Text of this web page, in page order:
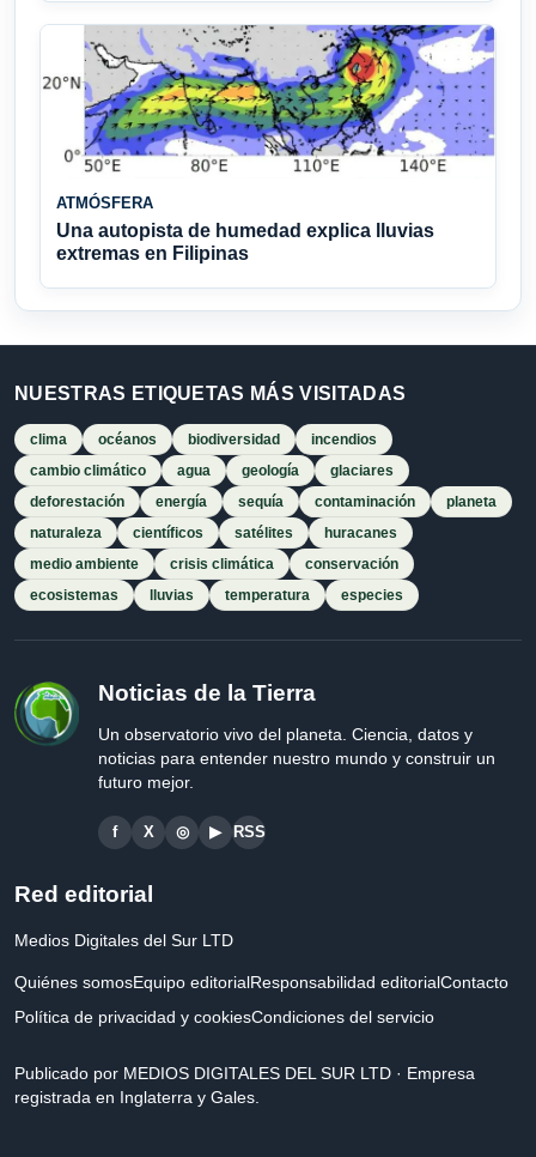
ATMÓSFERA
Una autopista de humedad explica lluvias
extremas en Filipinas
NUESTRAS ETIQUETAS MÁS VISITADAS
clima océanos biodiversidad
incendios
cambio climático
agua geología
glaciares
deforestación
energía sequía contaminación
planeta
naturaleza
científicos satélites
huracanes
medio ambiente
crisis climática
conservación
ecosistemas
lluvias temperatura especies
Noticias de la Tierra
Un observatorio vivo del planeta. Ciencia, datos y
noticias para entender nuestro mundo y construir un
futuro mejor.
f X ◎ ▶ RSS
Red editorial
Medios Digitales del Sur LTD
Quiénes somosEquipo editorialResponsabilidad editorialContacto
Política de privacidad y cookiesCondiciones del servicio
Publicado por MEDIOS DIGITALES DEL SUR LTD · Empresa
registrada en Inglaterra y Gales.